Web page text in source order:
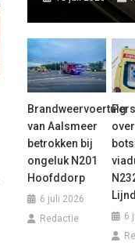
Brandweervoertuig
van Aalsmeer
betrokken bij
ongeluk N201
Hoofddorp
6 juli 2026
Redactie
6